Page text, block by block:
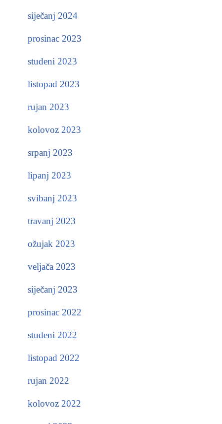
siječanj 2024
prosinac 2023
studeni 2023
listopad 2023
rujan 2023
kolovoz 2023
srpanj 2023
lipanj 2023
svibanj 2023
travanj 2023
ožujak 2023
veljača 2023
siječanj 2023
prosinac 2022
studeni 2022
listopad 2022
rujan 2022
kolovoz 2022